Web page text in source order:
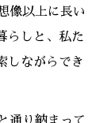
像以上に長い
らしと、私た
しながらでき
通り納まって